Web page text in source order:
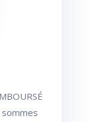
sommes